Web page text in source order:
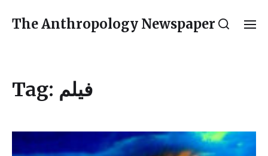
The Anthropology Newspaper
Tag: فیلم